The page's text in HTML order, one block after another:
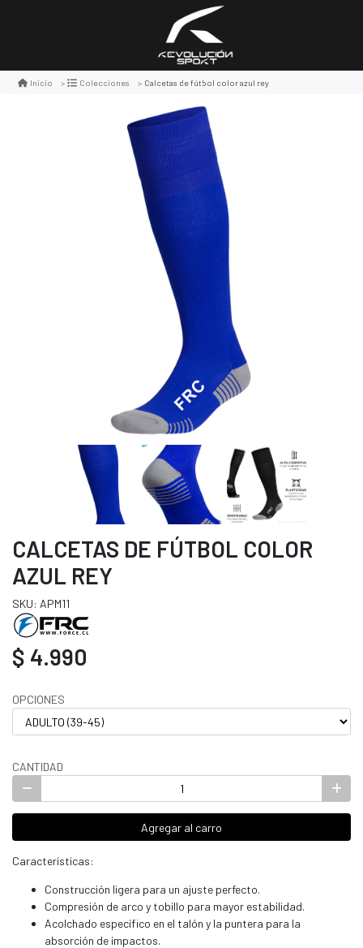
Inicio Colecciones Calcetas de fútbol color azul rey
CALCETAS DE FÚTBOL COLOR
AZUL REY
SKU: APM11
$ 4.990
OPCIONES
CANTIDAD
Agregar al carro
Características:
Construcción ligera para un ajuste perfecto.
Compresión de arco y tobillo para mayor estabilidad.
Acolchado específico en el talón y la puntera para la
absorción de impactos.